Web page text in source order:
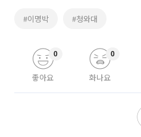
#이명박 #청와대
좋아요
0
화나요
0